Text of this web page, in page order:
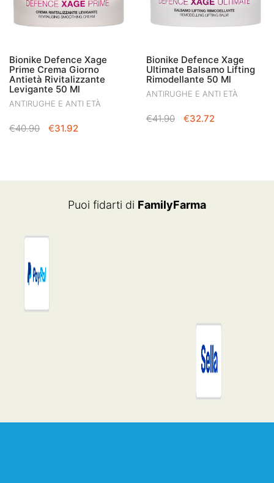
Bionike Defence Xage
Prime Crema Giorno
Antietà Rivitalizzante
Levigante 50 Ml
ANTIRUGHE E ANTI ETÀ
€40.90
IL
€40.90.
€31.92
€31.92.
Bionike Defence Xage
Ultimate Balsamo Lifting
Rimodellante 50 Ml
ANTIRUGHE E ANTI ETÀ
€41.90
IL
€32.72
Puoi fidarti di FamilyFarma